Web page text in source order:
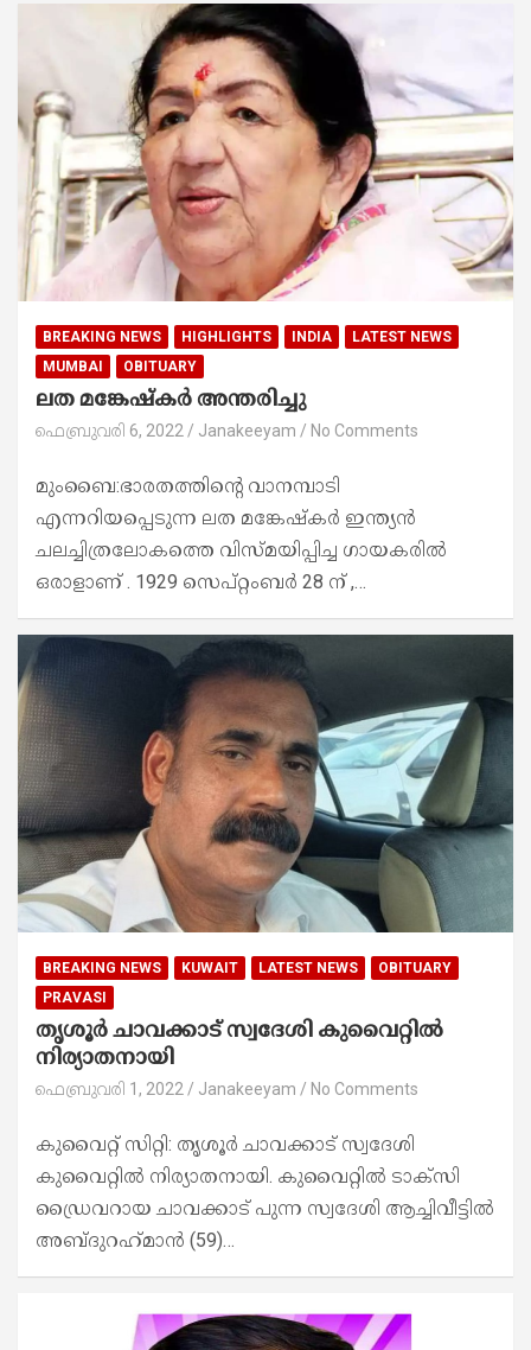
BREAKING NEWS HIGHLIGHTS INDIA
LATEST NEWS
MUMBAI
OBITUARY
ലത മങ്കേഷ്‌കർ അന്തരിച്ചു
ഫെബ്രുവരി 6, 2022 Janakeeyam No Comments
മുംബൈ:ഭാരതത്തിന്റെ വാനമ്പാടി
എന്നറിയപ്പെടുന്ന ലത മങ്കേഷ്‌കർ ഇന്ത്യൻ
ചലച്ചിത്രലോകത്തെ വിസ്‍മയിപ്പിച്ച ഗായകരിൽ
ഒരാളാണ് . 1929 സെപ്റ്റംബർ 28 ന് ,…
BREAKING NEWS KUWAIT LATEST NEWS
OBITUARY
PRAVASI
തൃശൂർ ചാവക്കാട്​ സ്വദേശി കുവൈറ്റിൽ
നിര്യാതനായി
ഫെബ്രുവരി 1, 2022 Janakeeyam No Comments
കുവൈറ്റ് സിറ്റി: തൃശൂർ ചാവക്കാട്​ സ്വദേശി
കുവൈറ്റിൽ നിര്യാതനായി. കുവൈറ്റിൽ ടാക്​സി
ഡ്രൈവറായ ചാവക്കാട് പുന്ന​ സ്വദേശി ആച്ചിവീട്ടിൽ
അബ്​ദുറഹ്​മാൻ (59)…